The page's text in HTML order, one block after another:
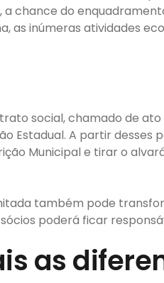
chance do
as inúmeras atividades
social, chamado de
Estadual. A partir desses
Municipal e tirar o
também pode
poderá ficar
as